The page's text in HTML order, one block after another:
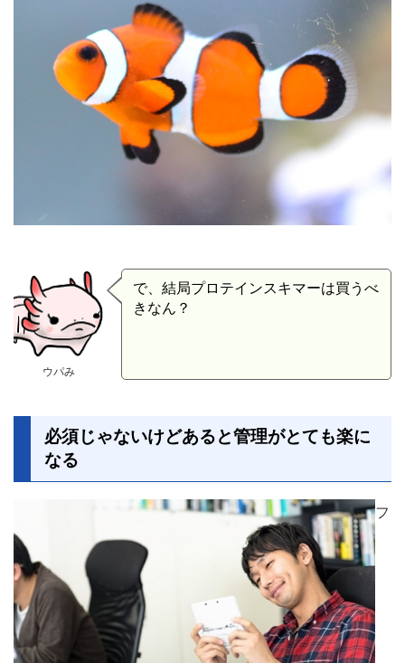
ウパみ
で、結局プロテインスキマーは買うべ
きなん？
必須じゃないけどあると管理がとても楽に
なる
フ